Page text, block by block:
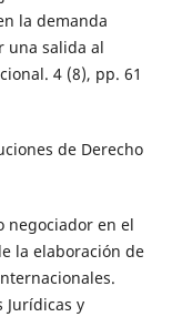
la demanda
una salida al
4 (8), pp. 61
de Derecho
negociador en el
la elaboración de
Jurídicas y